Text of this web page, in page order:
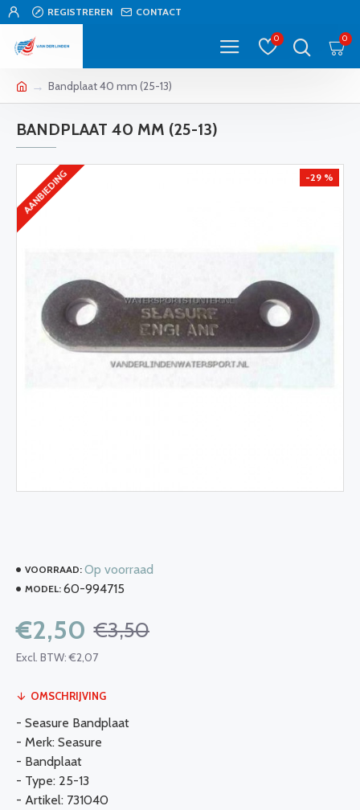
REGISTREREN CONTACT
0 0
Bandplaat 40 mm (25-13)
BANDPLAAT 40 MM (25-13)
AANBIEDING -29 %
VOORRAAD: Op voorraad
MODEL: 60-994715
€2,50 €3,50
Excl. BTW: €2,07
OMSCHRIJVING
- Seasure Bandplaat
- Merk: Seasure
- Bandplaat
- Type: 25-13
- Artikel: 731040